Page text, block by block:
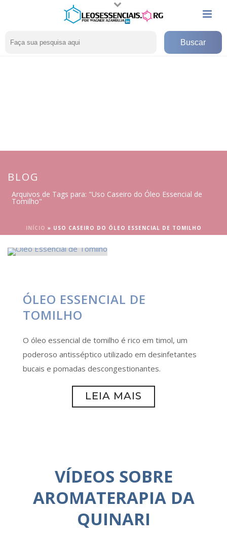
BLOG
Arquivos de Tags para: "Uso Caseiro do Óleo Essencial de
Tomilho"
INÍCIO » USO CASEIRO DO ÓLEO ESSENCIAL DE TOMILHO
ÓLEO ESSENCIAL DE
TOMILHO
O óleo essencial de tomilho é rico em timol, um
poderoso antisséptico utilizado em desinfetantes
bucais e pomadas descongestionantes.
LEIA MAIS
VÍDEOS SOBRE
AROMATERAPIA DA
QUINARI